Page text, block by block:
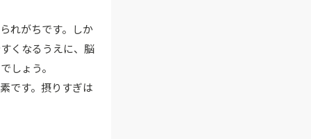
れがちです。しか
くなるうえに、脳
しょう。
です。摂りすぎは